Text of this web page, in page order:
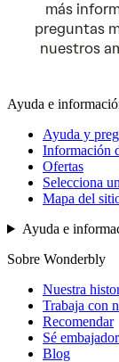
más
preguntas
nuestros
Ayuda e
Ayuda y
Información
Ofertas
Selecciona
Mapa del
Ayuda e
Sobre Wonderbly
Nuestra
Trabaja con
Recomendar
Sé
Blog